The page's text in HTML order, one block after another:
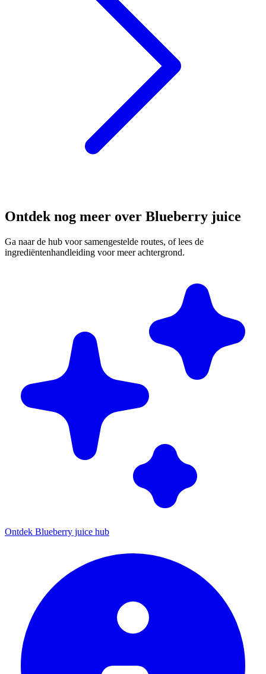
Ontdek nog meer over Blueberry juice
Ga naar de hub voor samengestelde routes, of lees de
ingrediëntenhandleiding voor meer achtergrond.
Ontdek Blueberry juice hub